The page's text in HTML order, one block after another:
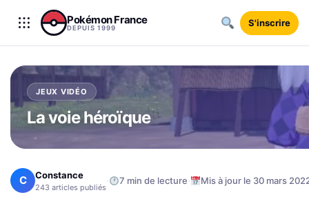
Aller au contenu
Pokémon France
DEPUIS 1999 S'inscrire
JEUX VIDÉO
La voie héroïque
C Constance
243 articles publiés · 7 min de lecture· Mis à jour le 30 mars